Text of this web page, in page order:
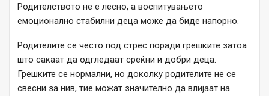
Родителството не е лесно, а воспитувањето
емоционално стабилни деца може да биде напорно.
Родителите се често под стрес поради грешките затоа
што сакаат да одгледаат среќни и добри деца.
Грешките се нормални, но доколку родителите не се
свесни за нив, тие можат значително да влијаат на